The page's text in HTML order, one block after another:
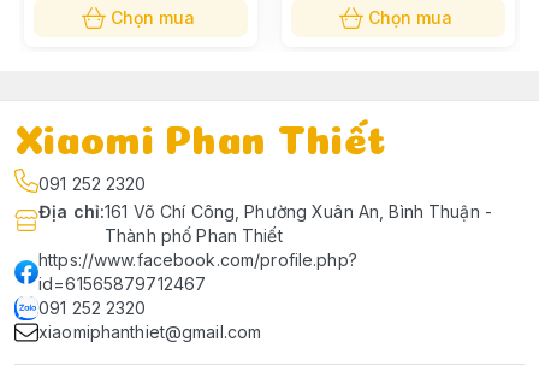
Chọn mua Chọn mua
Xiaomi Phan Thiết
091 252 2320
Địa chỉ:161 Võ Chí Công, Phường Xuân An, Bình Thuận -
Thành phố Phan Thiết
https://www.facebook.com/profile.php?
id=61565879712467
091 252 2320
xiaomiphanthiet@gmail.com